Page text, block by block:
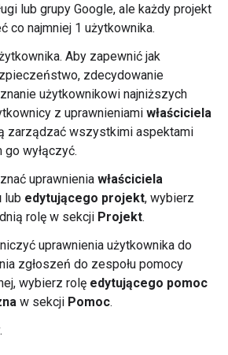
lub grupy Google, ale każdy projekt
co najmniej 1 użytkownika.
Aby zapewnić jak
zdecydowanie
użytkownikowi najniższych
z uprawnieniami właściciela
zarządzać wszystkimi aspektami
go wyłączyć.
uprawnienia właściciela
lub edytującego projekt, wybierz
rolę w sekcji Projekt.
uprawnienia użytkownika do
zgłoszeń do zespołu pomocy
wybierz rolę edytującego pomoc
w sekcji Pomoc.